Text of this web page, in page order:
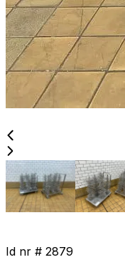
Id nr # 2879